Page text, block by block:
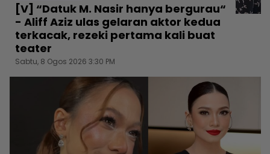
[V] “Datuk M. Nasir hanya bergurau“
- Aliff Aziz ulas gelaran aktor kedua
terkacak, rezeki pertama kali buat
teater
Sabtu, 8 Ogos 2026 3:30 PM